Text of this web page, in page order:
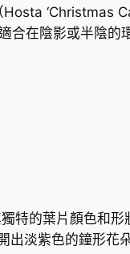
‘Christmas
合在陰影或半陰的
特的葉片顏色和形
淡紫色的鐘形花